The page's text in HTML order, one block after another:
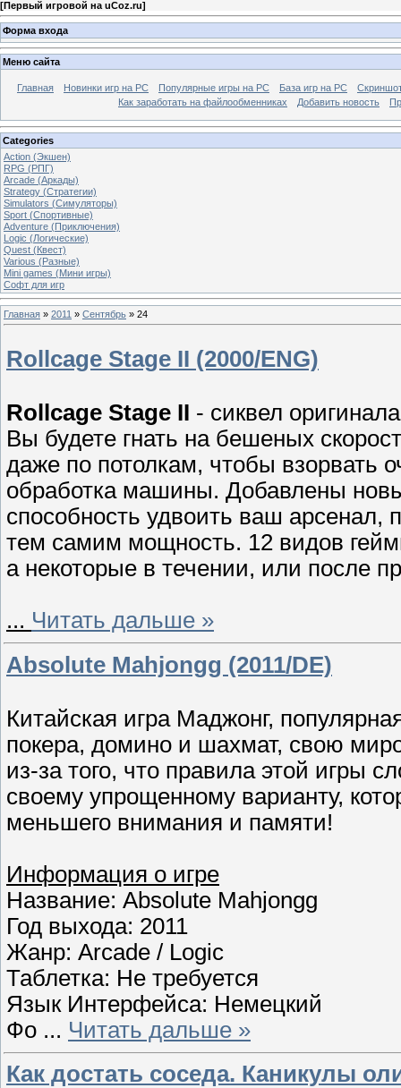
[Первый игровой на uCoz.ru]
Форма входа
Меню сайта
Главная Новинки игр на PC Популярные игры на PC База игр на РС
Как заработать на файлообменниках
Добавить новость
Categories
Action (Экшен)
RPG (РПГ)
Arcade (Аркады)
Strategy (Стратегии)
Simulators (Симуляторы)
Sport (Спортивные)
Adventure (Приключения)
Logic (Логические)
Quest (Квест)
Various (Разные)
Mini games (Мини игры)
Софт для игр
Главная » 2011 » Сентябрь » 24
Rollcage Stage II (2000/ENG)
Rollcage Stage II - сиквел
Вы будете гнать на бешеных
даже по потолкам, чтобы взорвать
обработка машины. Добавлены
способность удвоить ваш арсенал,
тем самим мощность. 12 видов
а некоторые в течении, или после
... Читать дальше »
Absolute Mahjongg (2011/DE)
Китайская игра Маджонг,
покера, домино и шахмат, свою
из-за того, что правила этой игры
своему упрощенному варианту,
меньшего внимания и памяти!
Информация о игре
Название: Absolute Mahjongg
Год выхода: 2011
Жанр: Arcade / Logic
Таблетка: Не требуется
Язык Интерфейса: Немецкий
Фо ... Читать дальше »
Как достать соседа. Каникулы